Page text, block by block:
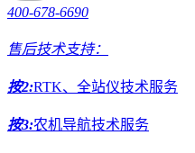
400-678-6690
售后技术支持：
按2:RTK、全站仪技术服务
按3:农机导航技术服务